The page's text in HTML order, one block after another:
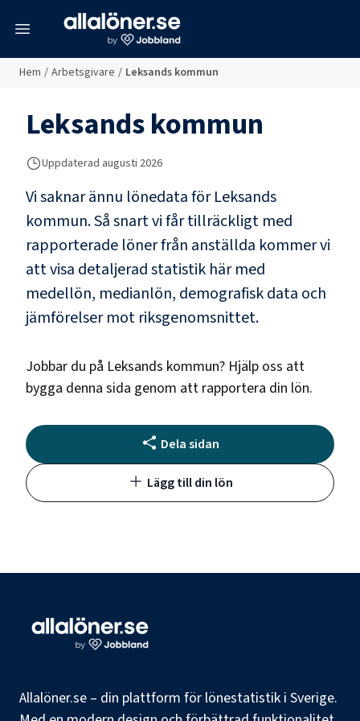
Hem / Arbetsgivare / Leksands kommun
Leksands kommun
Uppdaterad augusti 2026
Vi saknar ännu lönedata förLeksands
kommun. Så snart vi får tillräckligt med
rapporterade löner från anställda kommer vi
att visa detaljerad statistik här med
medellön, medianlön, demografisk data och
jämförelser mot riksgenomsnittet.
Jobbar du på Leksands kommun? Hjälp oss att
bygga denna sida genom att rapportera din lön.
Dela sidan
Lägg till din lön
Allalöner.se – din plattform för lönestatistik i Sverige.